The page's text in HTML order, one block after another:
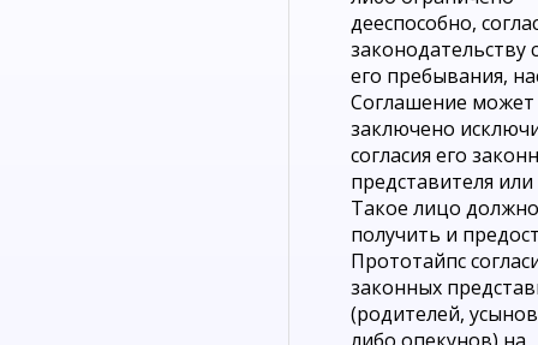
дееспособно,
законодательству
его пребывания,
Соглашение
заключено
согласия его
представителя
Такое лицо должно
получить и
Прототайпс
законных
(родителей,